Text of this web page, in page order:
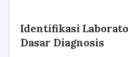
Identifikasi
Dasar Diagnosis